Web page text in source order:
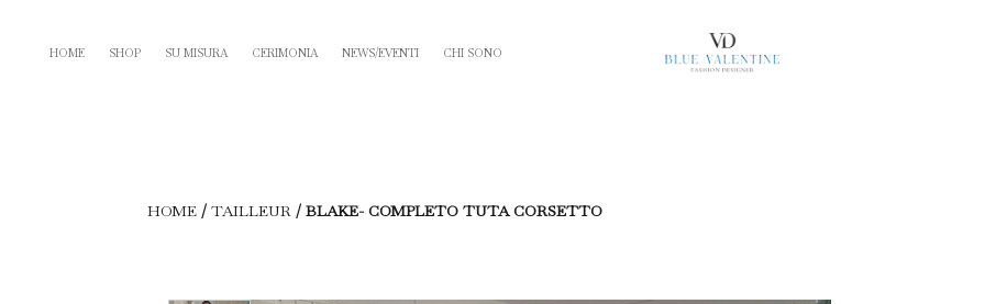
HOME SHOP SU MISURA CERIMONIA NEWS/EVENTI CHI SONO
HOME /TAILLEUR / BLAKE- COMPLETO TUTA CORSETTO